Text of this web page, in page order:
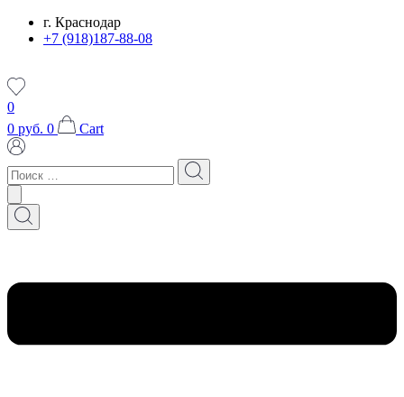
Перейтиг. Краснодар
+7 (918)187-88-08
0
0 руб. 0 Cart